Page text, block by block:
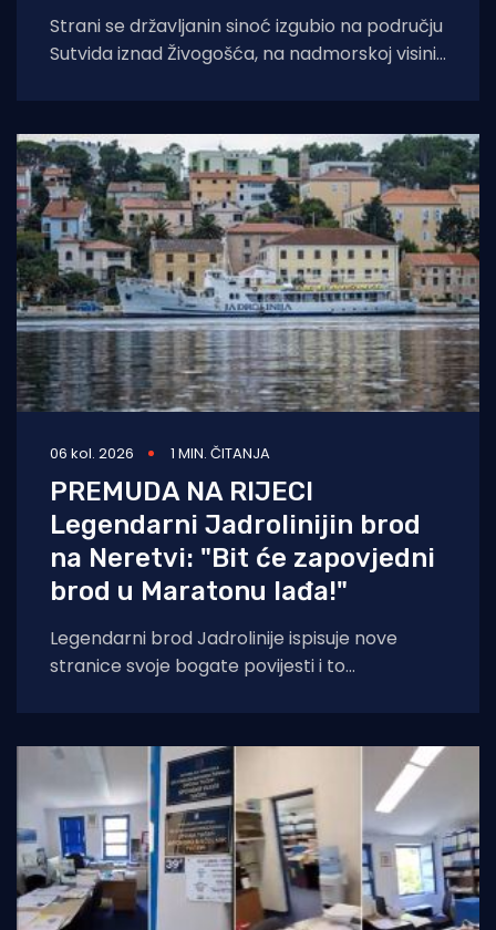
Strani se državljanin sinoć izgubio na području
Sutvida iznad Živogošća, na nadmorskoj visini
06 kol. 2026 1 MIN. ČITANJA
PREMUDA NA RIJECI
Legendarni Jadrolinijin brod
na Neretvi: "Bit će zapovjedni
brod u Maratonu lađa!"
Legendarni brod Jadrolinije ispisuje nove
stranice svoje bogate povijesti i to